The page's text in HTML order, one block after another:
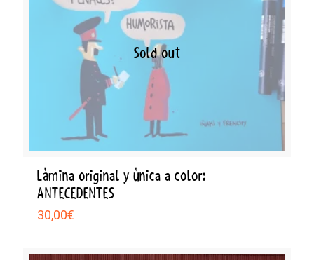
Sold out
Lámina original y única a color:
ANTECEDENTES
30,00€